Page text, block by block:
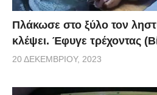
Πλάκωσε στο ξύλο τον
κλέψει. Έφυγε τρέχοντας
20 ΔΕΚΕΜΒΡΊΟΥ, 2023